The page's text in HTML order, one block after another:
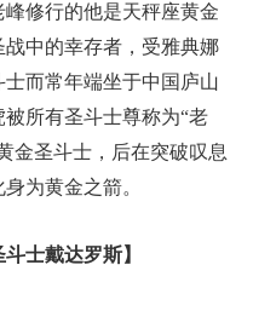
修行的他是天秤座黄金
中的幸存者，受雅典娜
而常年端坐于中国庐山
所有圣斗士尊称为“老
金圣斗士，后在突破叹息
为黄金之箭。
士戴达罗斯】